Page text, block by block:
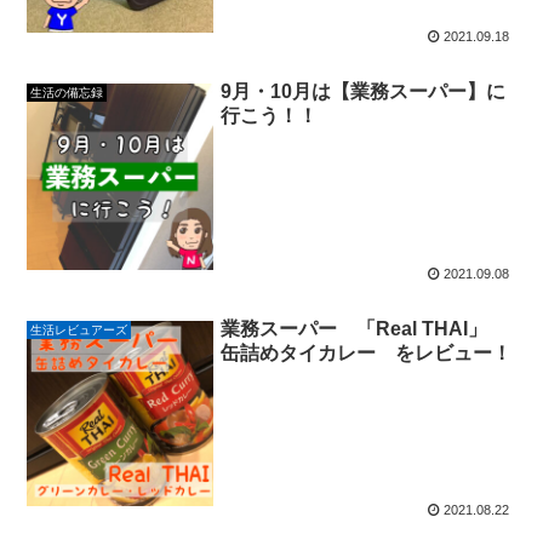
2021.09.18
生活の備忘録
9月・10月は【業務スーパー】に
行こう！！
2021.09.08
生活レビュアーズ
業務スーパー 「Real THAI」
缶詰めタイカレー をレビュー！
2021.08.22